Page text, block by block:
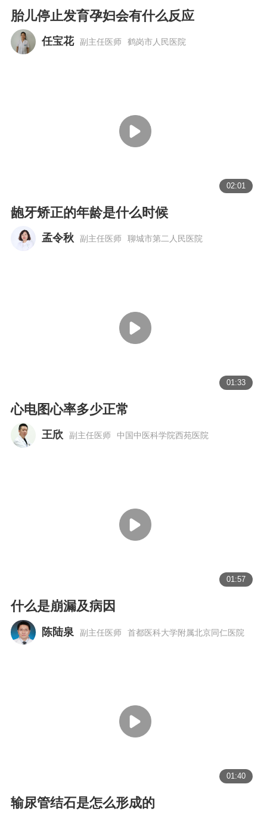
胎儿停止发育孕妇会有什么反应
任宝花 副主任医师 鹤岗市人民医院
02:01
龅牙矫正的年龄是什么时候
孟令秋 副主任医师 聊城市第二人民医院
01:33
心电图心率多少正常
王欣 副主任医师 中国中医科学院西苑医院
01:57
什么是崩漏及病因
陈陆泉 副主任医师 首都医科大学附属北京同仁医院
01:40
输尿管结石是怎么形成的